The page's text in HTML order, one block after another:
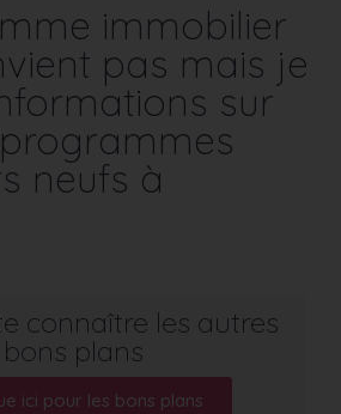
immobilier
pas mais je
sur
neufs à
connaître les autres
bons plans
ici pour les bons plans